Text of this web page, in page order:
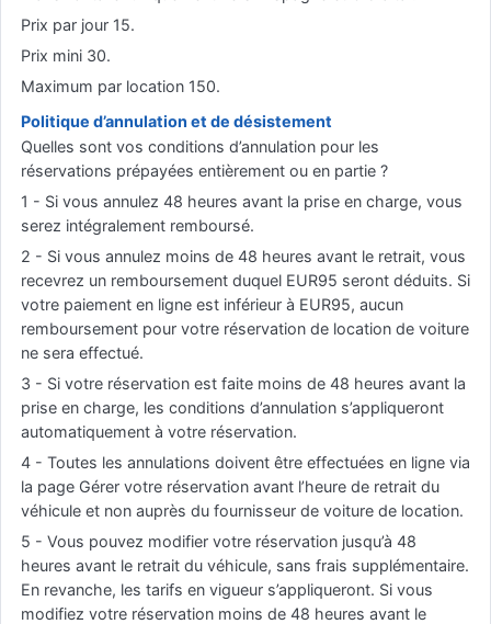
Prix par jour 15.
Prix mini 30.
Maximum par location 150.
Politique d’annulation et de désistement
Quelles sont vos conditions d’annulation pour les
réservations prépayées entièrement ou en partie ?
1 - Si vous annulez 48 heures avant la prise en charge, vous
serez intégralement remboursé.
2 - Si vous annulez moins de 48 heures avant le retrait, vous
recevrez un remboursement duquel EUR95 seront déduits. Si
votre paiement en ligne est inférieur à EUR95, aucun
remboursement pour votre réservation de location de voiture
ne sera effectué.
3 - Si votre réservation est faite moins de 48 heures avant la
prise en charge, les conditions d’annulation s’appliqueront
automatiquement à votre réservation.
4 - Toutes les annulations doivent être effectuées en ligne via
la page Gérer votre réservation avant l’heure de retrait du
véhicule et non auprès du fournisseur de voiture de location.
5 - Vous pouvez modifier votre réservation jusqu’à 48
heures avant le retrait du véhicule, sans frais supplémentaire.
En revanche, les tarifs en vigueur s’appliqueront. Si vous
modifiez votre réservation moins de 48 heures avant le